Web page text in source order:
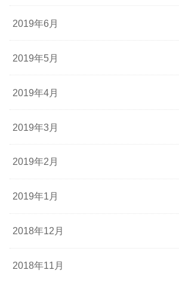
2019年6月
2019年5月
2019年4月
2019年3月
2019年2月
2019年1月
2018年12月
2018年11月